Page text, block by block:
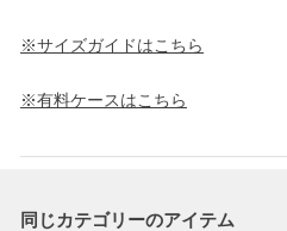
※サイズガイドはこちら
※有料ケースはこちら
同じカテゴリーのアイテム